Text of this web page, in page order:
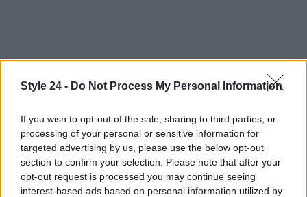
Style 24 - Do Not Process My Personal Information
If you wish to opt-out of the sale, sharing to third parties, or
processing of your personal or sensitive information for
targeted advertising by us, please use the below opt-out
section to confirm your selection. Please note that after your
opt-out request is processed you may continue seeing
interest-based ads based on personal information utilized by
Continua a leggere
LIFESTYLE